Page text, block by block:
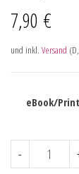
7,90 €
und inkl. Versand
eBook/Print
-